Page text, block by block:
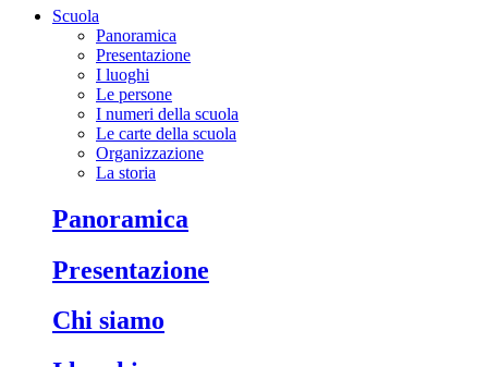
Scuola
Panoramica
Presentazione
I luoghi
Le persone
I numeri della scuola
Le carte della scuola
Organizzazione
La storia
panoramica
presentazione
chi siamo